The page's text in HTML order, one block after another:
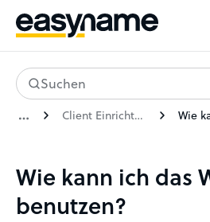
Suchen
Client Einrichtung
Wie kann ich das
benutzen?